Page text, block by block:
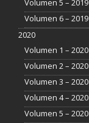
Volumen 5 – 2019
Volumen 6 – 2019
2020
Volumen 1 – 2020
Volumen 2 – 2020
Volumen 3 – 2020
Volumen 4 – 2020
Volumen 5 – 2020